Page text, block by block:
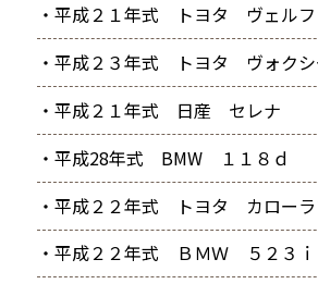
・平成２１年式 トヨタ ヴェルフ
・平成２３年式 トヨタ ヴォクシ
・平成２１年式 日産 セレナ
・平成28年式 BMW １１８ｄ
・平成２２年式 トヨタ カローラ
・平成２２年式 ＢＭＷ ５２３ｉ